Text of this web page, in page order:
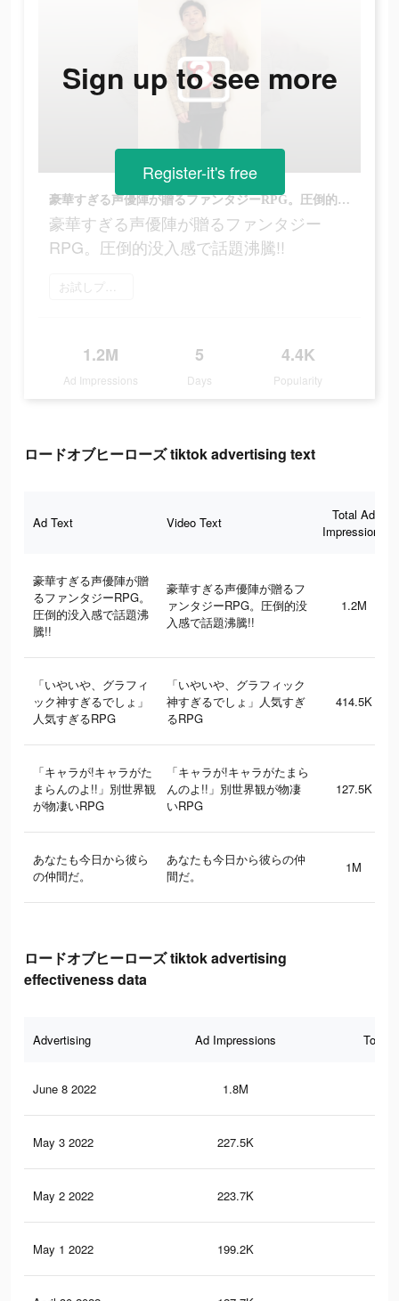
豪華すぎる声優陣が贈るファンタジーRPG。圧倒的没入感で話題沸騰!!
豪華すぎる声優陣が贈るファンタジー
RPG。圧倒的没入感で話題沸騰!!
お試しプレイ
1.2M
Ad Impressions
5
Days
4.4K
Popularity
Sign up to see more
Register-it's free
ロードオブヒーローズ tiktok advertising text
Ad Text Video Text
Total Ad
Impressions
豪華すぎる声優陣が贈
るファンタジーRPG。
圧倒的没入感で話題沸
騰!!
豪華すぎる声優陣が贈るフ
ァンタジーRPG。圧倒的没
入感で話題沸騰!!
1.2M
「いやいや、グラフィ
ック神すぎるでしょ」
人気すぎるRPG
「いやいや、グラフィック
神すぎるでしょ」人気すぎ
るRPG
414.5K
「キャラが!キャラがた
まらんのよ!!」別世界観
が物凄いRPG
「キャラが!キャラがたまら
んのよ!!」別世界観が物凄
いRPG
127.5K
あなたも今日から彼ら
の仲間だ。
あなたも今日から彼らの仲
間だ。
1M
ロードオブヒーローズ tiktok advertising
effectiveness data
Advertising Ad Impressions Total
June 8 2022 1.8M
May 3 2022 227.5K
May 2 2022 223.7K
May 1 2022 199.2K